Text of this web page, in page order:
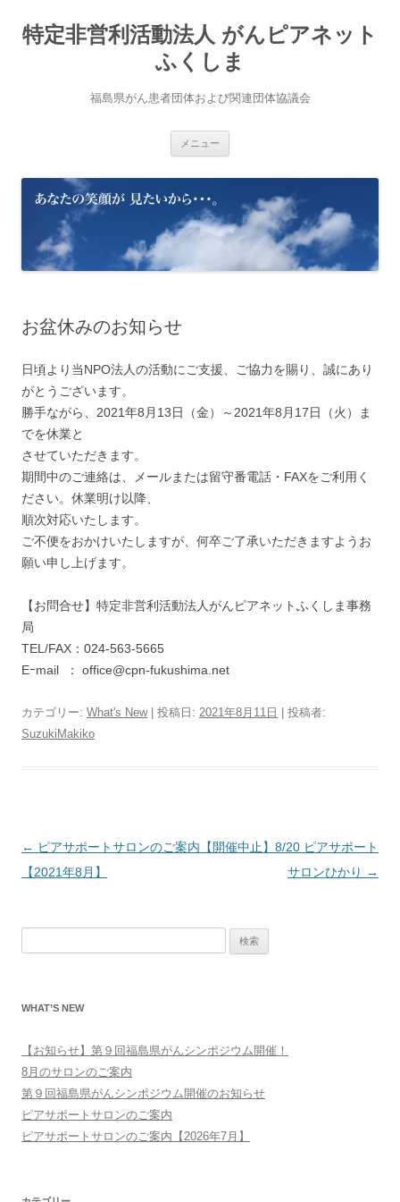
テ
ン
特定非営利活動法人 がんピアネット
ふくしま
福島県がん患者団体および関連団体協議会
メニュー
お盆休みのお知らせ
日頃より当NPO法人の活動にご支援、ご協力を賜り、誠にあり
がとうございます。
勝手ながら、2021年8月13日（金）～2021年8月17日（火）ま
でを休業と
させていただきます。
期間中のご連絡は、メールまたは留守番電話・FAXをご利用く
ださい。休業明け以降、
順次対応いたします。
ご不便をおかけいたしますが、何卒ご了承いただきますようお
願い申し上げます。
【お問合せ】特定非営利活動法人がんピアネットふくしま事務
局
TEL/FAX：024-563-5665
Eｰmail ： office@cpn-fukushima.net
カテゴリー: What's New| 投稿日: 2021年8月11日
投稿者:
SuzukiMakiko
投
稿
ン
← ピアサポートサロンのご案内
【2021年8月】
【開催中止】8/20 ピアサポート
サロンひかり →
WHAT’S NEW
【お知らせ】第９回福島県がんシンポジウム開催！
8月のサロンのご案内
第９回福島県がんシンポジウム開催のお知らせ
ピアサポートサロンのご案内
ピアサポートサロンのご案内【2026年7月】